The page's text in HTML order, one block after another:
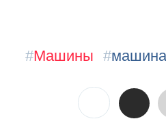
#Машины #машина